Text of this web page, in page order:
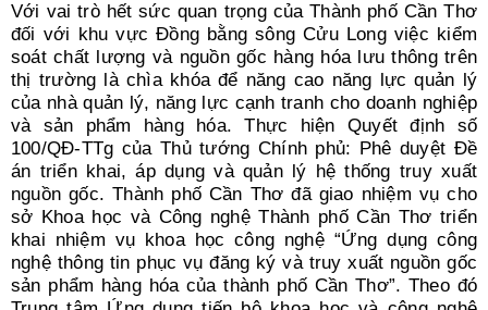
Với vai trò hết sức quan trọng của Thành phố Cần Thơ
đối với khu vực Đồng bằng sông Cửu Long việc kiểm
soát chất lượng và nguồn gốc hàng hóa lưu thông trên
thị trường là chìa khóa để năng cao năng lực quản lý
của nhà quản lý, năng lực cạnh tranh cho doanh nghiệp
và sản phẩm hàng hóa. Thực hiện Quyết định số
100/QĐ-TTg của Thủ tướng Chính phủ: Phê duyệt Đề
án triển khai, áp dụng và quản lý hệ thống truy xuất
nguồn gốc. Thành phố Cần Thơ đã giao nhiệm vụ cho
sở Khoa học và Công nghệ Thành phố Cần Thơ triển
khai nhiệm vụ khoa học công nghệ “Ứng dụng công
nghệ thông tin phục vụ đăng ký và truy xuất nguồn gốc
sản phẩm hàng hóa của thành phố Cần Thơ”. Theo đó